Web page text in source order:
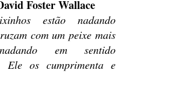
Foster Wallace
estão nadando
com um peixe mais
em sentido
Ele os cumprimenta e